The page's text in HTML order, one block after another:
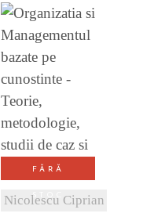
FĂRĂ
STOC
Nicolescu Ciprian
DETALII